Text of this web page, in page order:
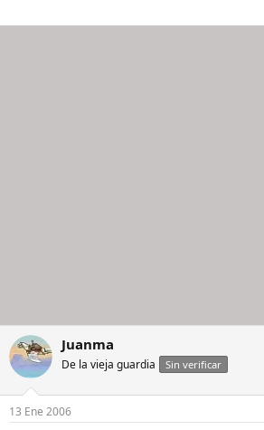
Juanma
De la vieja guardia Sin verificar
13 Ene 2006